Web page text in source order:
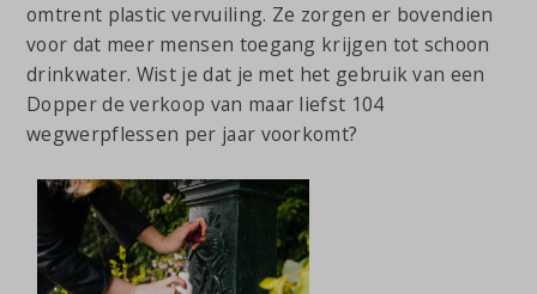
omtrent plastic vervuiling. Ze zorgen er bovendien
voor dat meer mensen toegang krijgen tot schoon
drinkwater. Wist je dat je met het gebruik van een
Dopper de verkoop van maar liefst 104
wegwerpflessen per jaar voorkomt?